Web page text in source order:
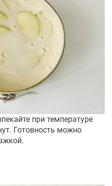
при температуре
Готовность можно